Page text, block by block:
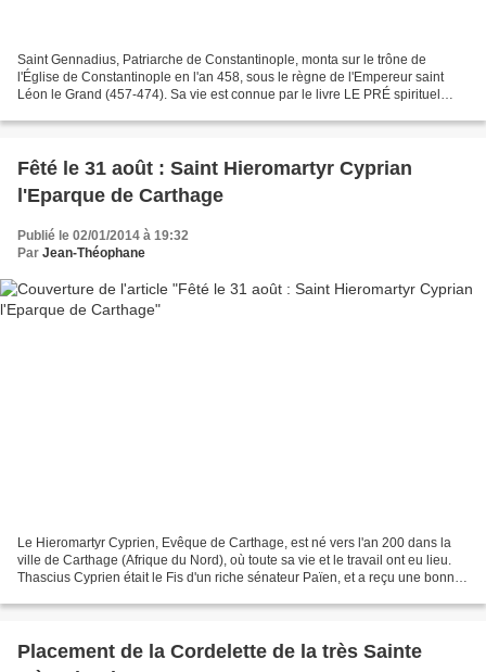
Saint Gennadius, Patriarche de Constantinople, monta sur le trône de
l'Église de Constantinople en l'an 458, sous le règne de l'Empereur saint
Léon le Grand (457-474). Sa vie est connue par le livre LE PRÉ spirituel
Fêté le 31 août : Saint Hieromartyr Cyprian
l'Eparque de Carthage
Publié le 02/01/2014 à 19:32
Par Jean-Théophane
Le Hieromartyr Cyprien, Evêque de Carthage, est né vers l'an 200 dans la
ville de Carthage (Afrique du Nord), où toute sa vie et le travail ont eu lieu.
Thascius Cyprien était le Fis d'un riche sénateur Païen, et a reçu une bonne
Placement de la Cordelette de la très Sainte